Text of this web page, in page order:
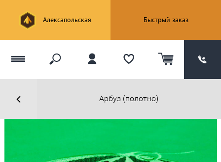
Алексапольская Быстрый заказ
Арбуз (полотно)